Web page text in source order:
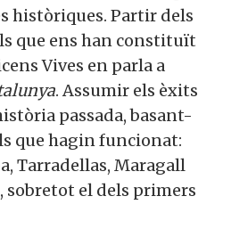
històriques. Partir dels
que ens han constituït
Vives en parla a
. Assumir els èxits
passada, basant-
que hagin funcionat:
Tarradellas, Maragall
sobretot el dels primers